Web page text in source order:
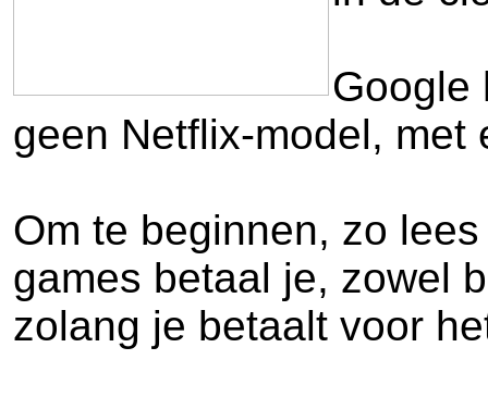
Google
geen Netflix-model,
Om te beginnen, zo
games betaal je, zowel
zolang je betaalt voor